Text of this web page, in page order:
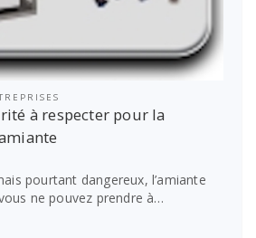
à respecter pour la
pourtant dangereux, l’amiante
ne pouvez prendre à…